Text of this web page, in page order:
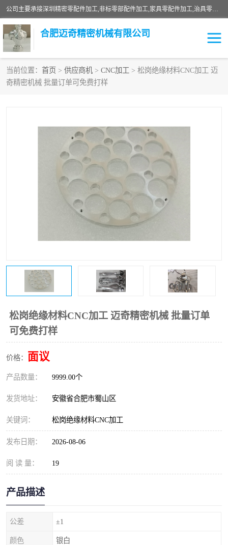
公司主要承接深圳精密零配件加工,非标零部配件加工,家具零配件加工,治具零配件加工,安徽精密零配件加工等各种各种精密机械加工，欢迎来来电咨询！
合肥迈奇精密机械有限公司
当前位置： 首页 > 供应商机 > CNC加工 > 松岗绝缘材料CNC加工 迈
奇精密机械 批量订单可免费打样
松岗绝缘材料CNC加工 迈奇精密机械 批量订单
可免费打样
价格： 面议
产品数量： 9999.00个
发货地址： 安徽省合肥市蜀山区
关键词： 松岗绝缘材料CNC加工
发布日期： 2026-08-06
阅 读 量： 19
产品描述
公差 ±1
颜色 银白
铣床加工
家具零配件加工 数控精密机加工
零部件机加工 机床零件加工
数控机床加工